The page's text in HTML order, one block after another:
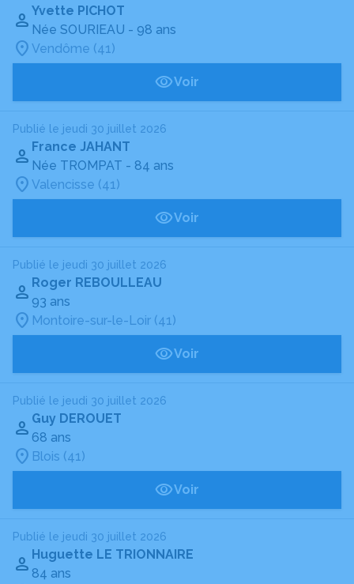
Yvette PICHOT
Née SOURIEAU - 98 ans
Vendôme (41)
Voir
Publié le jeudi 30 juillet 2026
France JAHANT
Née TROMPAT - 84 ans
Valencisse (41)
Voir
Publié le jeudi 30 juillet 2026
Roger REBOULLEAU
93 ans
Montoire-sur-le-Loir (41)
Voir
Publié le jeudi 30 juillet 2026
Guy DEROUET
68 ans
Blois (41)
Voir
Publié le jeudi 30 juillet 2026
Huguette LE TRIONNAIRE
84 ans